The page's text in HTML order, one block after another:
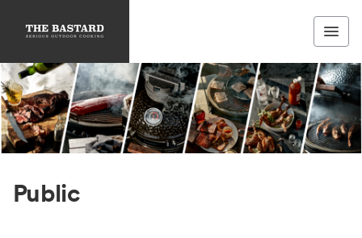
Public